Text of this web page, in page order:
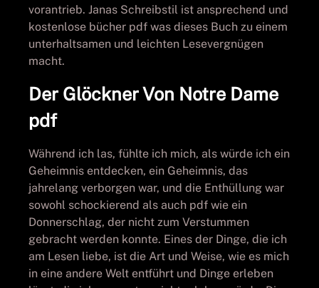
vorantrieb. Janas Schreibstil ist ansprechend und
kostenlose bücher pdf was dieses Buch zu einem
unterhaltsamen und leichten Lesevergnügen
macht.
Der Glöckner Von Notre Dame
pdf
Während ich las, fühlte ich mich, als würde ich ein
Geheimnis entdecken, ein Geheimnis, das
jahrelang verborgen war, und die Enthüllung war
sowohl schockierend als auch pdf wie ein
Donnerschlag, der nicht zum Verstummen
gebracht werden konnte. Eines der Dinge, die ich
am Lesen liebe, ist die Art und Weise, wie es mich
in eine andere Welt entführt und Dinge erleben